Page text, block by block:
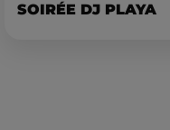
SOIRÉE DJ PLAYA